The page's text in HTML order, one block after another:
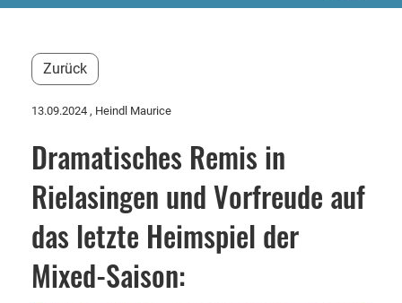
Zurück
13.09.2024 , Heindl Maurice
Dramatisches Remis in
Rielasingen und Vorfreude auf
das letzte Heimspiel der
Mixed-Saison: